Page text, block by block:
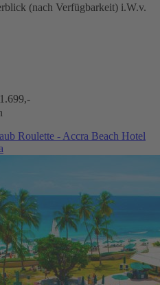
(nach Verfügbarkeit) i.W.v.
1.699,-
Roulette - Accra Beach Hotel